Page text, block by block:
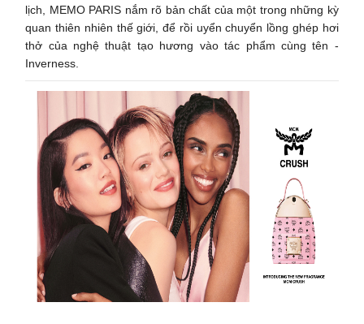
lịch, MEMO PARIS nắm rõ bản chất của một trong những kỳ
quan thiên nhiên thế giới, để rồi uyển chuyển lồng ghép hơi
thở của nghệ thuật tạo hương vào tác phẩm cùng tên -
Inverness.